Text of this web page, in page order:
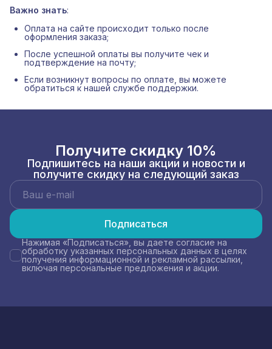
Важно знать:
Оплата на сайте происходит только после
оформления заказа;
После успешной оплаты вы получите чек и
подтверждение на почту;
Если возникнут вопросы по оплате, вы можете
обратиться к нашей службе поддержки.
Получите скидку 10%
Подпишитесь на наши акции и новости и
получите скидку на следующий заказ
Подписаться
Нажимая «Подписаться», вы даете согласие на
обработку указанных персональных данных в целях
получения информационной и рекламной рассылки,
включая персональные предложения и акции.